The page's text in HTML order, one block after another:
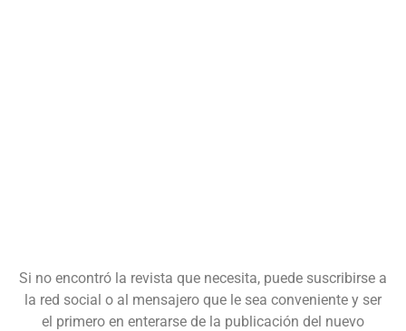
Si no encontró la revista que necesita, puede suscribirse a
la red social o al mensajero que le sea conveniente y ser
el primero en enterarse de la publicación del nuevo